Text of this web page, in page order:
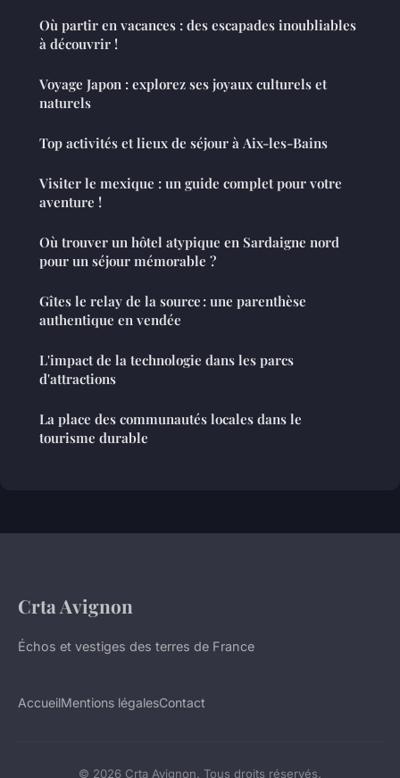
Où partir en vacances : des escapades inoubliables
à découvrir !
Voyage Japon : explorez ses joyaux culturels et
naturels
Top activités et lieux de séjour à Aix-les-Bains
Visiter le mexique : un guide complet pour votre
aventure !
Où trouver un hôtel atypique en Sardaigne nord
pour un séjour mémorable ?
Gîtes le relay de la source : une parenthèse
authentique en vendée
L'impact de la technologie dans les parcs
d'attractions
La place des communautés locales dans le
tourisme durable
Crta Avignon
Échos et vestiges des terres de France
AccueilMentions légalesContact
© 2026 Crta Avignon. Tous droits réservés.